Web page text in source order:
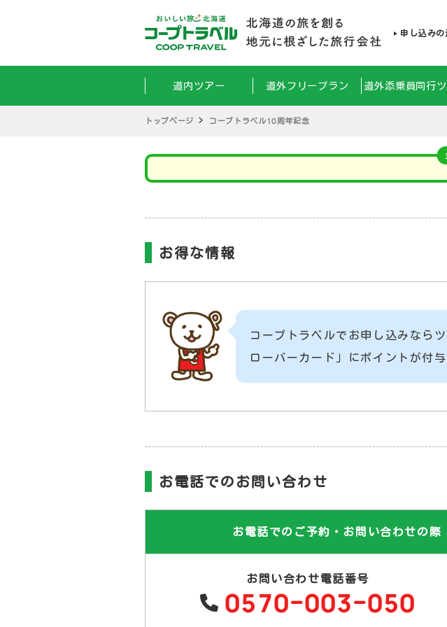
申し込みの
道内ツアー 道外フリープラン 道外添乗員同行
トップページ コープトラベル10周年記念
お得な情報
コープトラベルでお申し込みなら
ローバーカード 」にポイントが付与
お電話でのお問い合わせ
お電話でのご予約・お問い合わせの際
お問い合わせ電話番号
0570-003-050